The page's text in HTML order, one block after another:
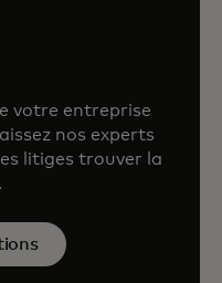
votre entreprise
nos experts
litiges trouver la